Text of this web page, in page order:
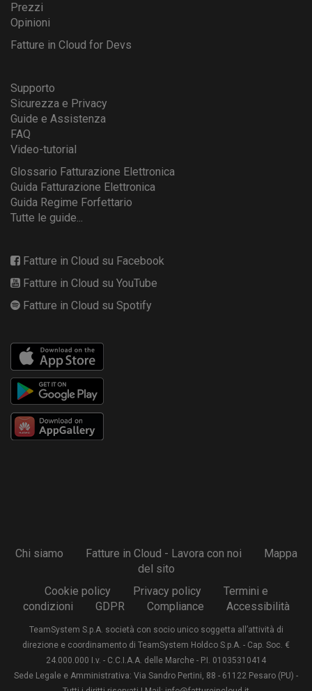
Prezzi
Opinioni
Fatture in Cloud for Devs
Supporto
Sicurezza e Privacy
Guide e Assistenza
FAQ
Video-tutorial
Glossario Fatturazione Elettronica
Guida Fatturazione Elettronica
Guida Regime Forfettario
Tutte le guide...
Fatture in Cloud su Facebook
Fatture in Cloud su YouTube
Fatture in Cloud su Spotify
Chi siamo Fatture in Cloud - Lavora con noi
Mappa
del sito
Cookie policy
Privacy policy
Termini e
condizioni
GDPR Compliance Accessibilità
TeamSystem S.p.A. società con socio unico soggetta all’attività di
direzione e coordinamento di TeamSystem Holdco S.p.A. - Cap. Soc. €
24.000.000 I.v. - C.C.I.A.A. delle Marche - P.I. 01035310414
Sede Legale e Amministrativa: Via Sandro Pertini, 88 - 61122 Pesaro (PU) -